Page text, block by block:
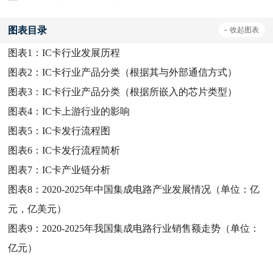
图表目录 - 收起图表
图表1：IC卡行业发展历程
图表2：IC卡行业产品分类（根据其与外部通信方式）
图表3：IC卡行业产品分类（根据所嵌入的芯片类型）
图表4：IC卡上游行业的影响
图表5：IC卡发行流程图
图表6：IC卡发行流程简析
图表7：IC卡产业链分析
图表8： 2020-2025年中国集成电路产业发展情况（单位：亿
元，亿美元）
图表9： 2020-2025年我国集成电路行业销售额走势（单位：
亿元）